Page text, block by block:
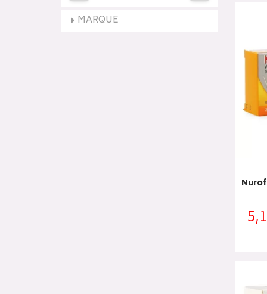
MARQUE